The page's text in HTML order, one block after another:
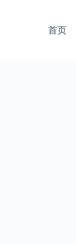
首页